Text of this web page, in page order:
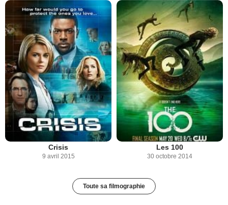
Crisis
9 avril 2015
Les 100
30 octobre 2014
Toute sa filmographie